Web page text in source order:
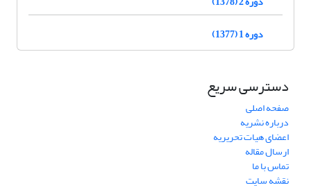
دوره 1 (1377)
دسترسی سریع
صفحه اصلی
درباره نشریه
اعضای هیات تحریریه
ارسال مقاله
تماس با ما
نقشه سایت